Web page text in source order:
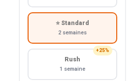
⭐ Standard
2 semaines
+25%
Rush
1 semaine